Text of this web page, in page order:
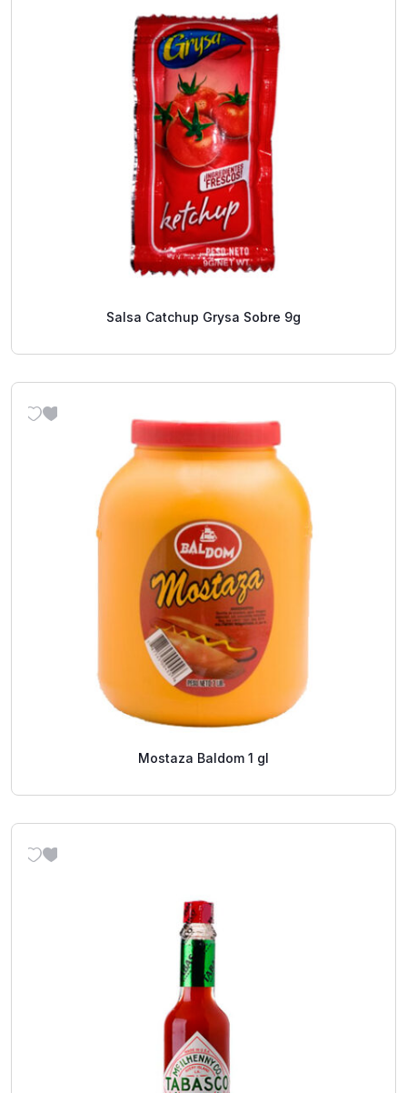
Salsa Catchup Grysa Sobre 9g
Mostaza Baldom 1 gl